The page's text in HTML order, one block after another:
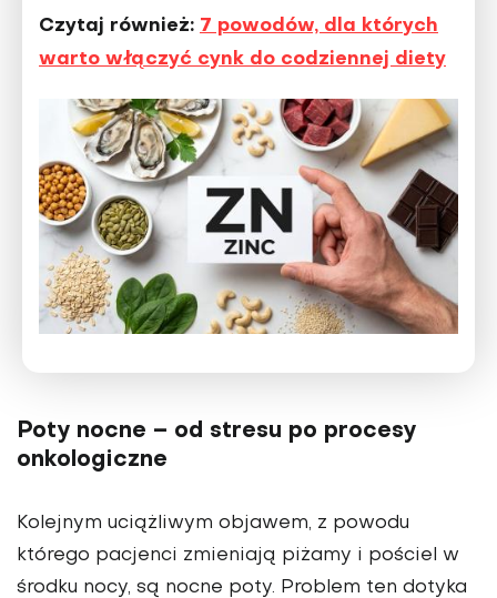
Czytaj również: 7 powodów, dla których
warto włączyć cynk do codziennej diety
Poty nocne – od stresu po procesy
onkologiczne
Kolejnym uciążliwym objawem, z powodu
którego pacjenci zmieniają piżamy i pościel w
środku nocy, są nocne poty. Problem ten dotyka